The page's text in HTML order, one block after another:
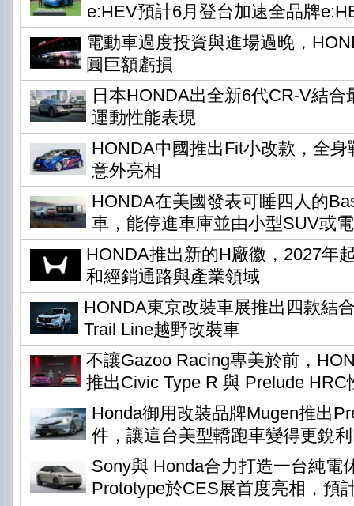
e:HEV預計6月登台加速全品牌
電動車過度投資與進場過晚，
圓巨額虧損
日本HONDA出全新6代CR-V結合
運動性能表現
HONDA中國推出Fit小改款，全
意外亮相
HONDA在美國發表可睡四人的
車，能停進車庫並由小型SUV或
HONDA推出新的H廠徽，2027年
和經銷通路與產業領域
HONDA東京改裝車展推出四款結
Trail Line越野改裝車
不讓Gazoo Racing專美於前，
推出Civic Type R 與 Prelude HRC
Honda御用改裝品牌Mugen推出
件，讓這台美型轎跑車變得更銳
Sony與 Honda合力打造一台純電
Prototype於CES展首度亮相，預